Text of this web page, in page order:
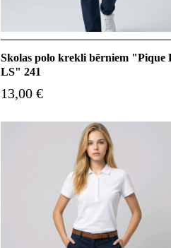
Skolas polo krekli bērniem "Pique
LS" 241
13,00 €